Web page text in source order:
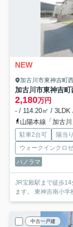
NEW
加古川市東神吉町
加古川市東神吉
2,180万円
- / 114.20㎡ / 3LDK
山陽本線「加古
駐車2台可 陽当
ウォークインクロ
パノラマ
JR宝殿駅まで徒歩
ます。 東神吉南小学
中古一戸建